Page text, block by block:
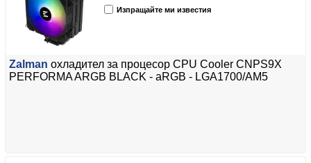
Изпращайте ми известия
Zalman охладител за процесор CPU Cooler CNPS9X
PERFORMA ARGB BLACK - aRGB - LGA1700/AM5